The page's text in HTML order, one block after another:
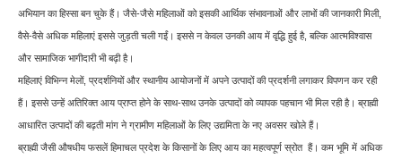
अभियान का हिस्सा बन चुके हैं। जैसे-जैसे महिलाओं को इसकी आर्थिक संभावनाओं और लाभों की जानकारी मिली,
वैसे-वैसे अधिक महिलाएं इससे जुड़ती चली गईं। इससे न केवल उनकी आय में वृद्धि हुई है, बल्कि आत्मविश्वास
और सामाजिक भागीदारी भी बढ़ी है।
महिलाएं विभिन्न मेलों, प्रदर्शनियों और स्थानीय आयोजनों में अपने उत्पादों की प्रदर्शनी लगाकर विपणन कर रही
हैं। इससे उन्हें अतिरिक्त आय प्राप्त होने के साथ-साथ उनके उत्पादों को व्यापक पहचान भी मिल रही है। ब्राह्मी
आधारित उत्पादों की बढ़ती मांग ने ग्रामीण महिलाओं के लिए उद्यमिता के नए अवसर खोले हैं।
ब्राह्मी जैसी औषधीय फसलें हिमाचल प्रदेश के किसानों के लिए आय का महत्वपूर्ण स्रोत हैं। कम भूमि में अधिक